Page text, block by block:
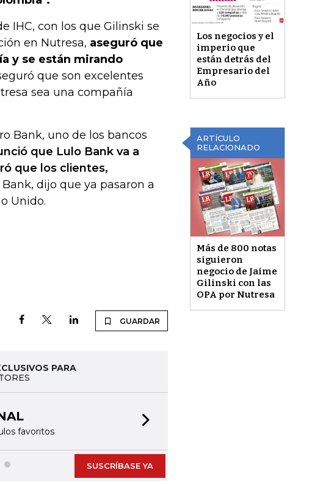
Los negocios y el
imperio que
están detrás del
Empresario del
Año
IHC, con los que Gilinski se
en Nutresa, aseguró que
y se están mirando
que son excelentes
sea una compañía
ARTÍCULO
RELACIONADO
Más de 800 notas
siguieron
negocio de Jaime
Gilinski con las
OPA por Nutresa
Bank, uno de los bancos
que Lulo Bank va a
que los clientes,
dijo que ya pasaron a
Unido.
GUARDAR
PARA
favoritos
SUSCRÍBASE YA